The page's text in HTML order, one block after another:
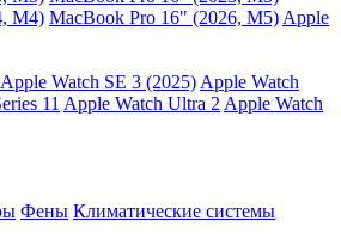
M4) MacBook Pro 16" (2026, M5) Apple
Apple Watch SE 3 (2025) Apple Watch
11 Apple Watch Ultra 2 Apple Watch
Фены Климатические системы